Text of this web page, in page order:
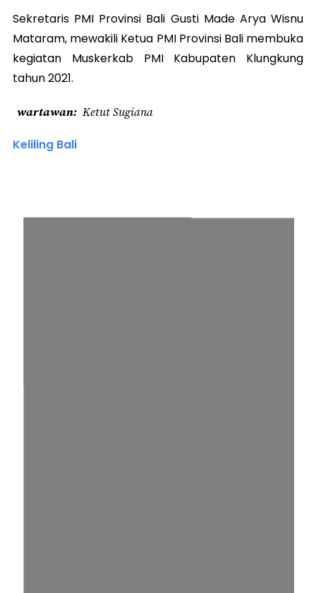
Sekretaris PMI Provinsi Bali Gusti Made Arya Wisnu
Mataram, mewakili Ketua PMI Provinsi Bali membuka
kegiatan Muskerkab PMI Kabupaten Klungkung
tahun 2021.
wartawan Ketut Sugiana
Keliling Bali